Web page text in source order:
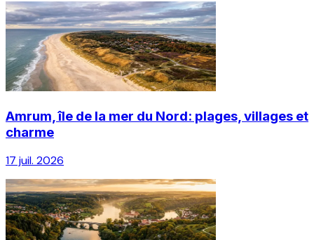
Amrum, île de la mer du Nord: plages, villages et
charme
17 juil. 2026